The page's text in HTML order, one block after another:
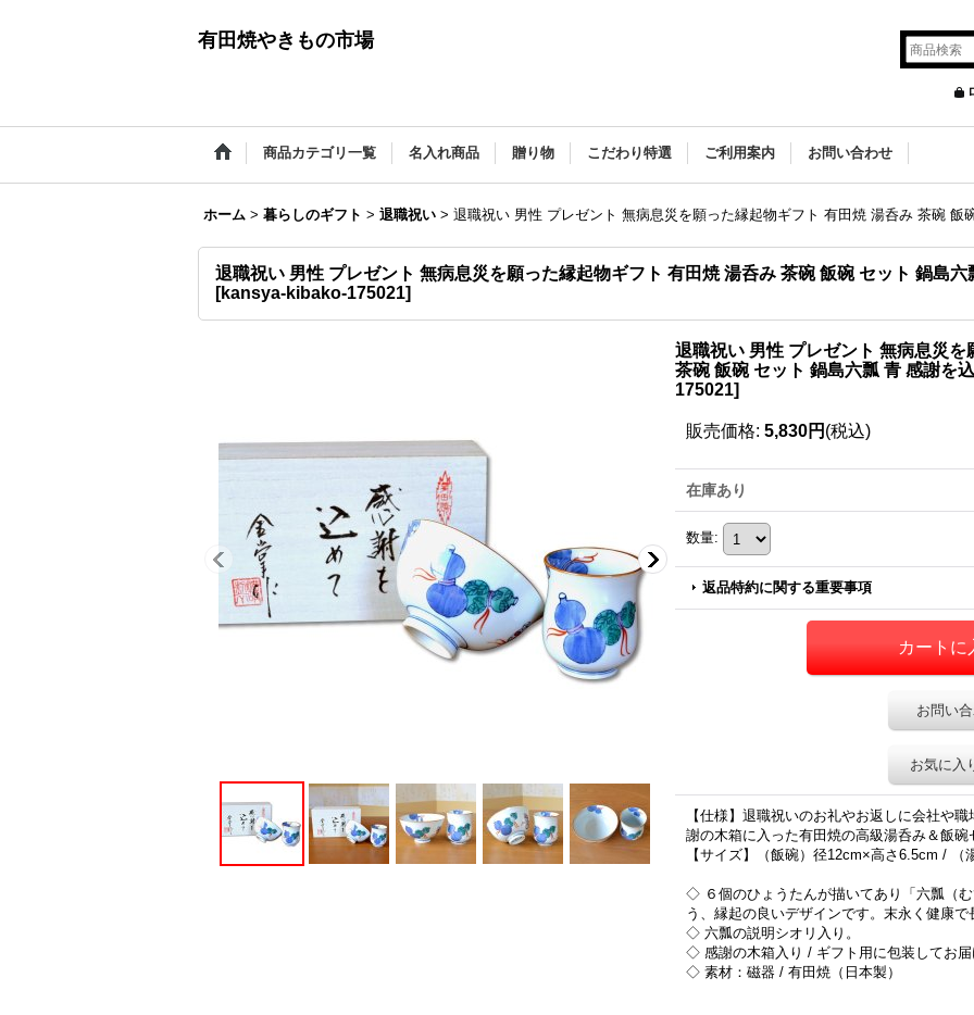
有田焼やきもの市場
商品カテゴリ一覧 名入れ商品 贈り物 こだわり特選 ご利用案内 お問い合わせ
ホーム > 暮らしのギフト > 退職祝い > 退職祝い 男性 プレゼント 無病息災を願った縁起物ギフト 有田焼 湯呑み 茶碗 飯
退職祝い 男性 プレゼント 無病息災を願った縁起物ギフト 有田焼 湯呑み 茶碗 飯碗 セット 鍋島
[kansya-kibako-175021]
退職祝い 男性 プレゼント 無病息災
茶碗 飯碗 セット 鍋島六瓢 青 感謝を
175021]
販売価格: 5,830円 (税込)
在庫あり
数量:
返品特約に関する重要事項
お問い
お気に入
【仕様】退職祝いのお礼やお返しに会社や
謝の木箱に入った有田焼の高級湯呑み＆飯碗
【サイズ】（飯碗）径12cm×高さ6.5cm /
◇ ６個のひょうたんが描いてあり「六瓢（
う、縁起の良いデザインです。末永く健康
◇ 六瓢の説明シオリ入り。
◇ 感謝の木箱入り / ギフト用に包装してお
◇ 素材：磁器 / 有田焼（日本製）